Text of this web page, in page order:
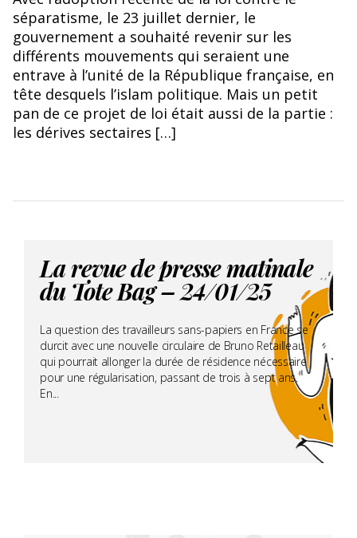
séparatisme, le 23 juillet dernier, le
gouvernement a souhaité revenir sur les
différents mouvements qui seraient une
entrave à l’unité de la République française, en
tête desquels l’islam politique. Mais un petit
pan de ce projet de loi était aussi de la partie :
les dérives sectaires […]
La revue de presse matinale
du Tote Bag – 24/01/25
La question des travailleurs sans-papiers en France se
durcit avec une nouvelle circulaire de Bruno Retailleau
qui pourrait allonger la durée de résidence nécessaire
pour une régularisation, passant de trois à sept ans.
En...